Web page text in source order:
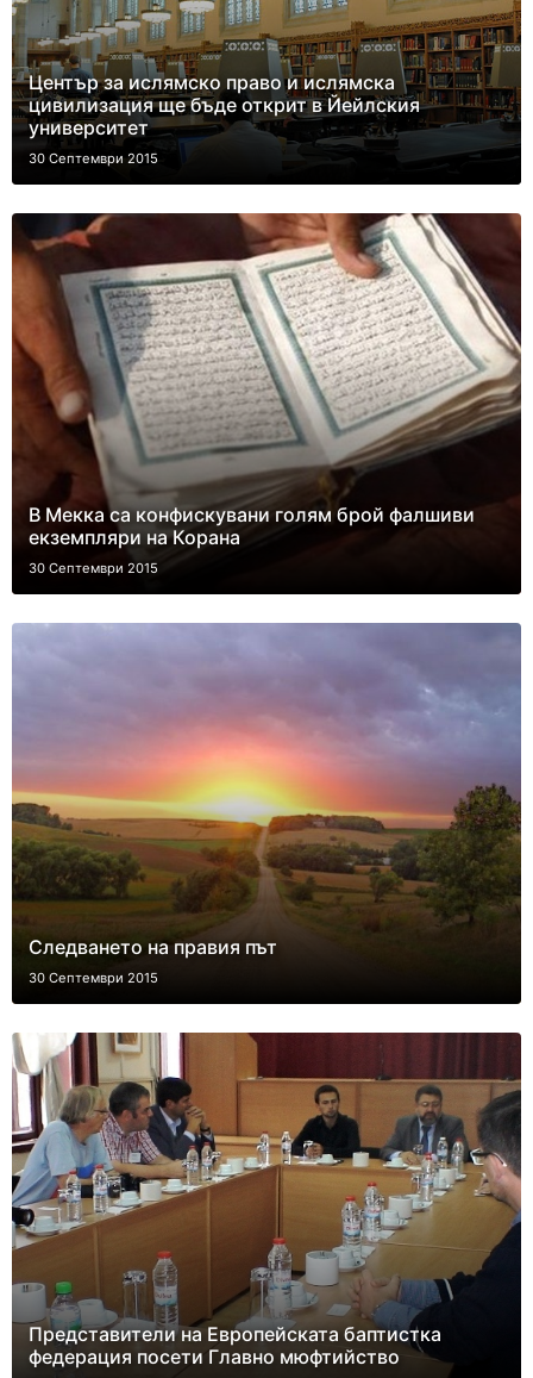
Център за ислямско право и ислямска
цивилизация ще бъде открит в Йейлския
университет
30 Септември 2015
В Мекка са конфискувани голям брой фалшиви
екземпляри на Корана
30 Септември 2015
Следването на правия път
30 Септември 2015
Представители на Европейската баптистка
федерация посети Главно мюфтийство